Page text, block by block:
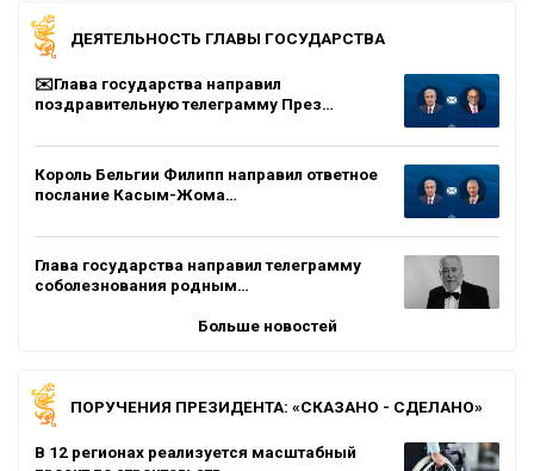
ДЕЯТЕЛЬНОСТЬ ГЛАВЫ ГОСУДАРСТВА
✉️Глава государства направил
поздравительную телеграмму През…
Король Бельгии Филипп направил ответное
послание Касым-Жома…
Глава государства направил телеграмму
соболезнования родным…
Больше новостей
ПОРУЧЕНИЯ ПРЕЗИДЕНТА: «СКАЗАНО - СДЕЛАНО»
В 12 регионах реализуется масштабный